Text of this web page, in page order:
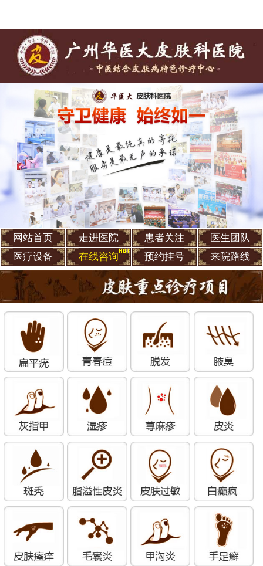
网站首页 走进医院 患者关注
医生团队
医疗设备
在线咨询 预约挂号 来院路线